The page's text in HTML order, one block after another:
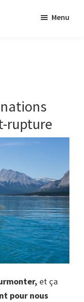
Menu
rupture
et ça
pour nous